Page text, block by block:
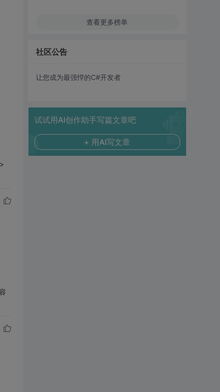
查看更多榜单
社区公告
让您成为最强悍的C#开发者
试试用AI创作助手写篇文章吧
+ 用AI写文章